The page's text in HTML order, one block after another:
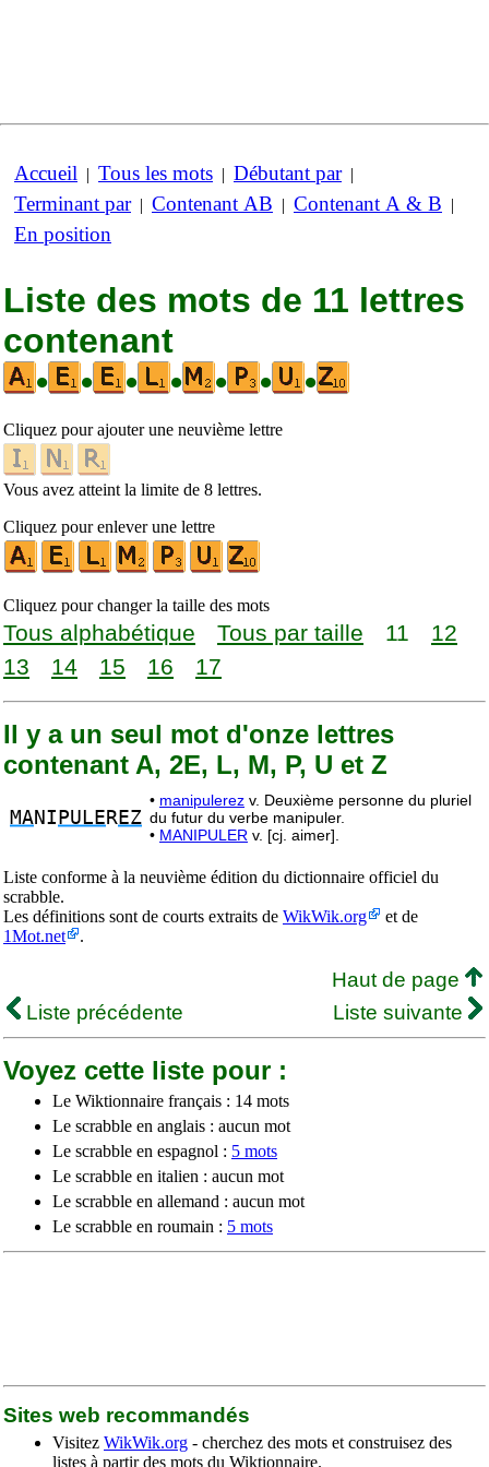
Accueil | Tous les mots | Débutant par|
Terminant par| Contenant AB | Contenant A & B |
En position
Liste des mots de 11 lettres
contenant
•
• • • • • •
Cliquez pour ajouter une neuvième lettre
Vous avez atteint la limite de 8 lettres.
Cliquez pour enlever une lettre
Cliquez pour changer la taille des mots
Tous alphabétique Tous par taille 11
12
13
14 15 16 17
Il y a un seul mot d'onze lettres
contenant A, 2E, L, M, P, U et Z
MANI PULE REZ
• manipulerez v. Deuxième personne du pluriel
du futur du verbe manipuler.
• MANIPULER v. [cj. aimer].
Liste conforme à la neuvième édition du dictionnaire officiel du
scrabble.
Les définitions sont de courts extraits de WikWik.org
et de
1Mot.net
.
Haut de page
Liste précédente
Liste suivante
Voyez cette liste pour :
Le Wiktionnaire français : 14 mots
Le scrabble en anglais : aucun mot
Le scrabble en espagnol : 5 mots
Le scrabble en italien : aucun mot
Le scrabble en allemand : aucun mot
Le scrabble en roumain : 5 mots
Sites web recommandés
Visitez WikWik.org - cherchez des mots et construisez des
listes à partir des mots du Wiktionnaire.